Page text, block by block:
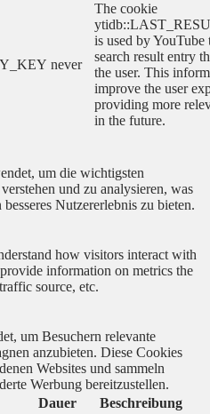
never
The cookie
is used by YouTube
search result entry
the user. This
improve the user
providing more
in the future.
um die wichtigsten
und zu analysieren, was
Nutzererlebnis zu bieten.
how visitors interact with
information on metrics the
source, etc.
um Besuchern relevante
anzubieten. Diese Cookies
Websites und sammeln
Werbung bereitzustellen.
Dauer Beschreibung